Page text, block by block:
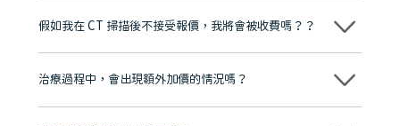
牌」、「2025香港企業領袖品牌」，是諾貝爾種植系統全球放心植牙中
至今已服務超過三十個國家和地區的顧客，受到粵港澳大灣區及周邊城
市市民極高的口碑評價及信任推薦 珠海、深圳設有八大分院，香港亦設
有咨詢及服務保障中心，有任何問題都可以隨時預約免費咨詢，讓人十
假如我在 CT 掃描後不接受報價，我將會被收費嗎？？
不會！只要未開始實際服務之前，你不會被收取任何費用。
治療過程中，會出現額外加價的情況嗎？
不會，治療前我們會詳細說明治療方案及對應的價錢，顧客同意並簽字